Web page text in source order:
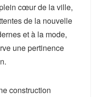
cœur de la ville,
de la nouvelle
et à la mode,
une pertinence
construction